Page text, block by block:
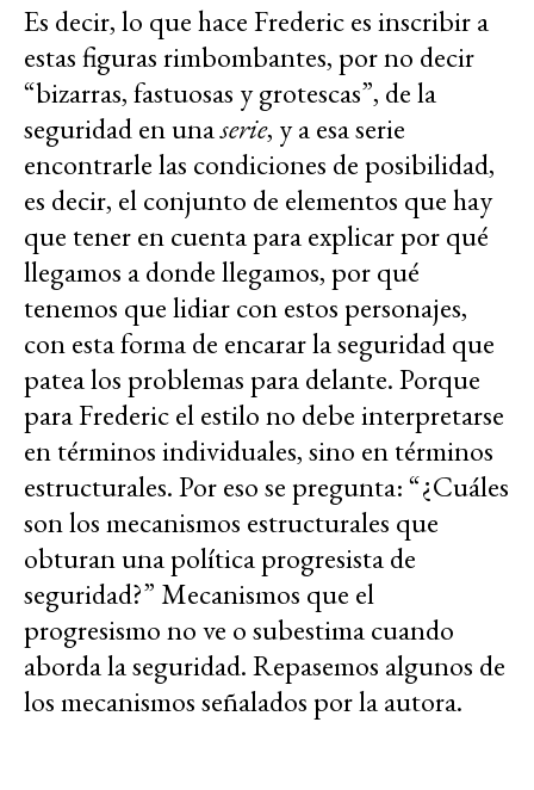
Es decir, lo que hace Frederic es inscribir a
estas figuras rimbombantes, por no decir
“bizarras, fastuosas y grotescas”, de la
seguridad en unaserie, y a esa serie
encontrarle las condiciones de posibilidad,
es decir, el conjunto de elementos que hay
que tener en cuenta para explicar por qué
llegamos a donde llegamos, por qué
tenemos que lidiar con estos personajes,
con esta forma de encarar la seguridad que
patea los problemas para delante. Porque
para Frederic el estilo no debe interpretarse
en términos individuales, sino en términos
estructurales. Por eso se pregunta: “¿Cuáles
son los mecanismos estructurales que
obturan una política progresista de
seguridad?” Mecanismos que el
progresismo no ve o subestima cuando
aborda la seguridad. Repasemos algunos de
los mecanismos señalados por la autora.